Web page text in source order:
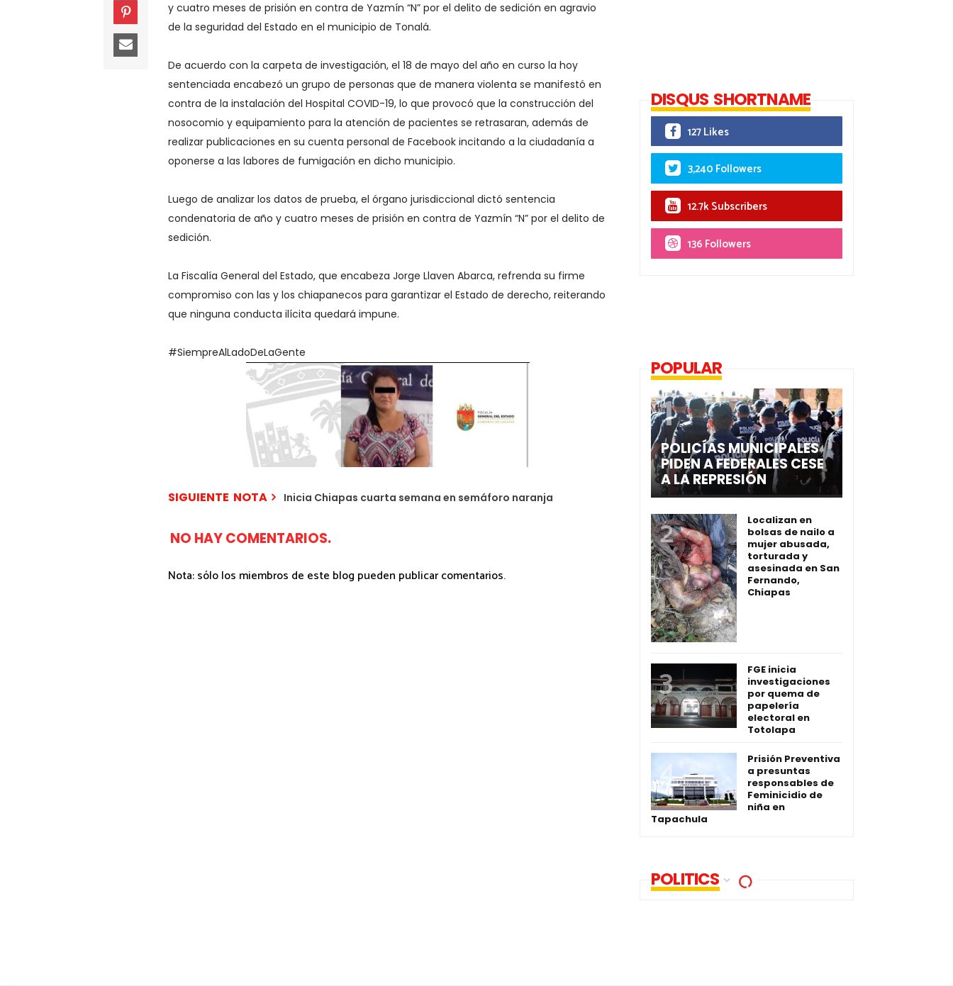
y cuatro meses de prisión en contra de Yazmín “N” por el delito de sedición en agravio
de la seguridad del Estado en el municipio de Tonalá.
De acuerdo con la carpeta de investigación, el 18 de mayo del año en curso la hoy
sentenciada encabezó un grupo de personas que de manera violenta se manifestó en
contra de la instalación del Hospital COVID-19, lo que provocó que la construcción del
nosocomio y equipamiento para la atención de pacientes se retrasaran, además de
realizar publicaciones en su cuenta personal de Facebook incitando a la ciudadanía a
oponerse a las labores de fumigación en dicho municipio.
Luego de analizar los datos de prueba, el órgano jurisdiccional dictó sentencia
condenatoria de año y cuatro meses de prisión en contra de Yazmín “N” por el delito de
sedición.
La Fiscalía General del Estado, que encabeza Jorge Llaven Abarca, refrenda su firme
compromiso con las y los chiapanecos para garantizar el Estado de derecho, reiterando
que ninguna conducta ilícita quedará impune.
#SiempreAlLadoDeLaGente
SIGUIENTE NOTA Inicia Chiapas cuarta semana en semáforo naranja
NO HAY COMENTARIOS.
Nota: sólo los miembros de este blog pueden publicar comentarios.
DISQUS SHORTNAME
127 Likes
3,240 Followers
12.7k Subscribers
136 Followers
POPULAR
POLICÍAS MUNICIPALES
PIDEN A FEDERALES CESE
A LA REPRESIÓN
Localizan en
bolsas de nailo a
mujer abusada,
torturada y
asesinada en San
Fernando,
Chiapas
FGE inicia
investigaciones
por quema de
papelería
electoral en
Totolapa
Prisión Preventiva
a presuntas
responsables de
Feminicidio de
niña en
Tapachula
POLITICS